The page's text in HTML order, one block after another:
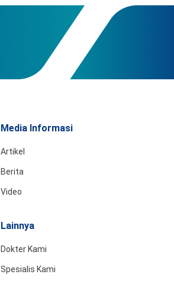
Media Informasi
Artikel
Berita
Video
Lainnya
Dokter Kami
Spesialis Kami